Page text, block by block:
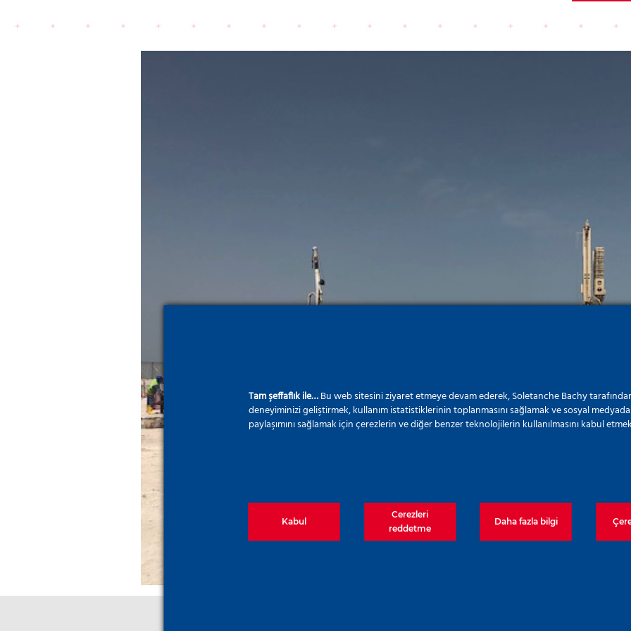
Tam şeffaflık ile…Bu web sitesini ziyaret etmeye devam ederek, Soletanche Bachy
deneyiminizi geliştirmek, kullanım istatistiklerinin toplanmasını sağlamak ve sosyal
paylaşımını sağlamak için çerezlerin ve diğer benzer teknolojilerin kullanılmasını kabul
Kabul
Cerezleri
reddetme
Daha fazla bilgi